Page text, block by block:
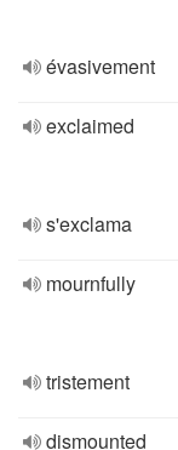
évasivement
exclaimed
s'exclama
mournfully
tristement
dismounted